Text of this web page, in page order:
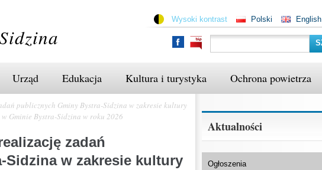
Polski English
Wysoki kontrast
Urząd Edukacja Kultura i turystyka Ochrona powietrza
publicznych Gminy Bystra-Sidzina w zakresie kultury
Gminie Bystra-Sidzina w roku 2026
zadań
w zakresie kultury
Aktualności
Ogłoszenia